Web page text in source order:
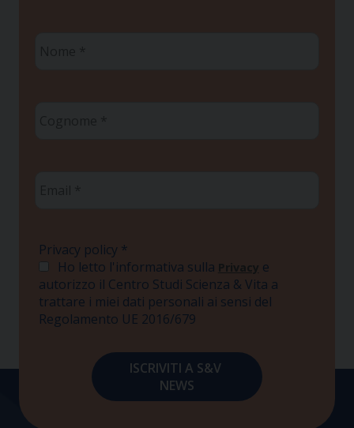
Privacy policy *
Ho letto l'informativa sulla Privacy e
autorizzo il Centro Studi Scienza & Vita a
trattare i miei dati personali ai sensi del
Regolamento UE 2016/679